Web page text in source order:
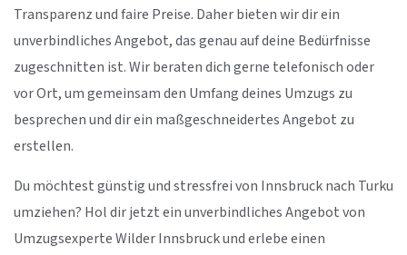
Transparenz und faire Preise. Daher bieten wir dir ein
unverbindliches Angebot, das genau auf deine Bedürfnisse
zugeschnitten ist. Wir beraten dich gerne telefonisch oder
vor Ort, um gemeinsam den Umfang deines Umzugs zu
besprechen und dir ein maßgeschneidertes Angebot zu
erstellen.
Du möchtest günstig und stressfrei von Innsbruck nach Turku
umziehen? Hol dir jetzt ein unverbindliches Angebot von
Umzugsexperte Wilder Innsbruck und erlebe einen